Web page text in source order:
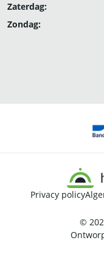
Zaterdag:
Zondag:
Privacy policy
©